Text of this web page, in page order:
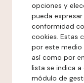
opciones y
pueda
conformidad
cookies. Estas
por este medio
así como por
lista se indica
módulo de